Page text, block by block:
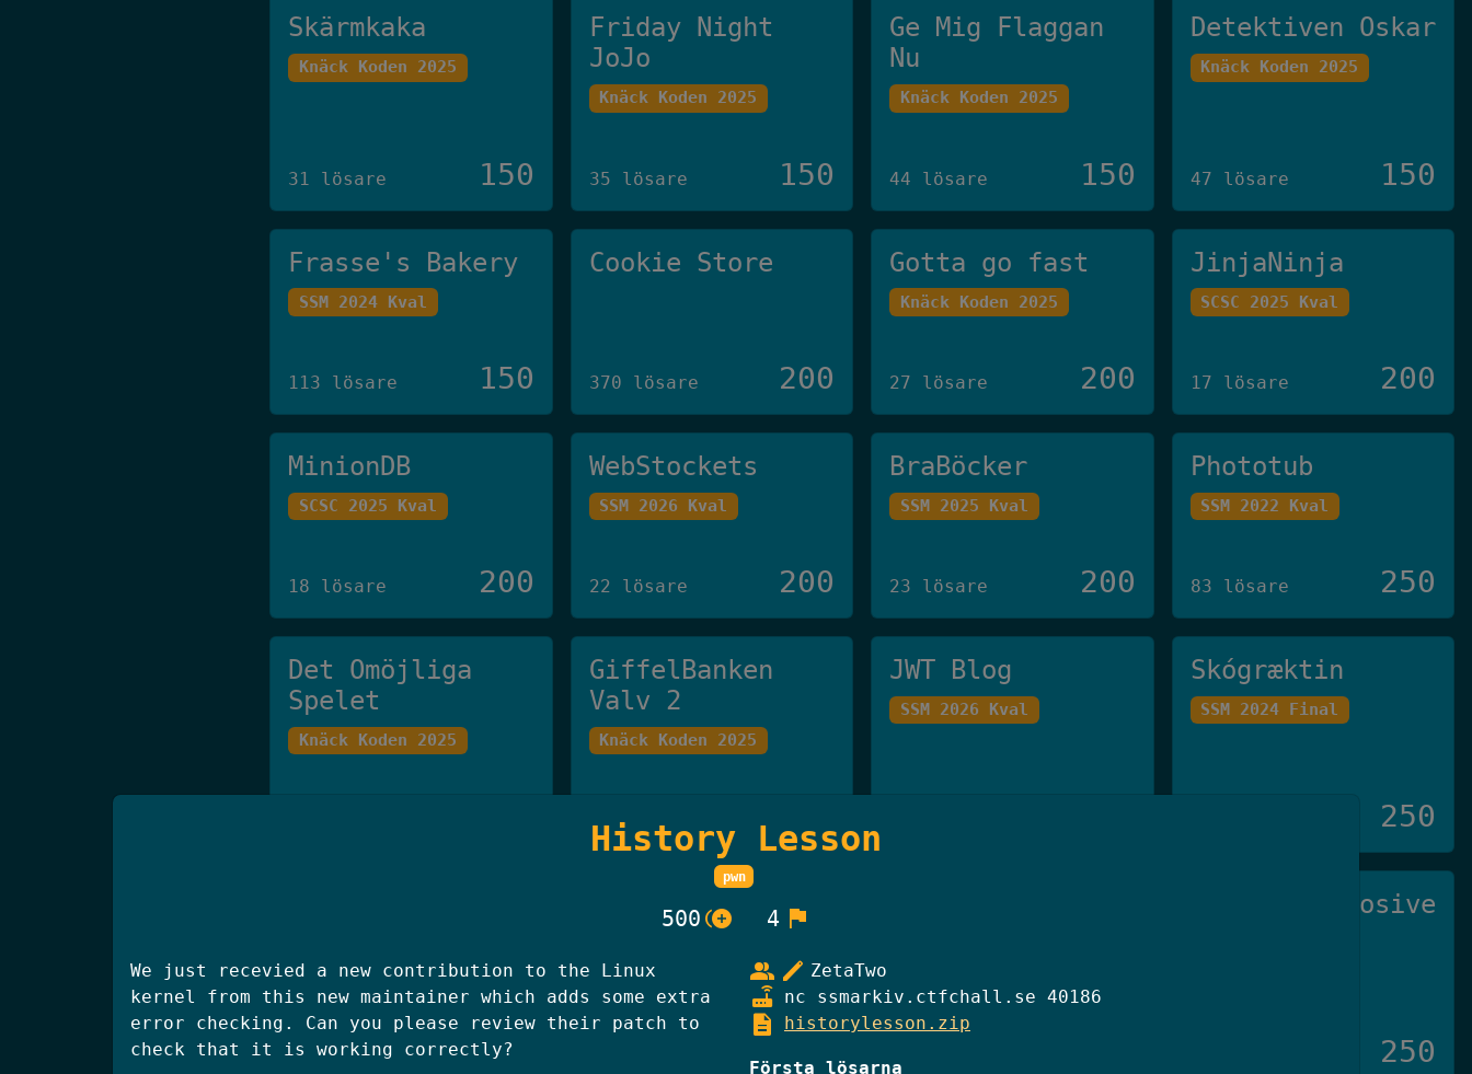
Skärmkaka
Knäck Koden 2025
31 lösare 150
Friday Night
JoJo
Knäck Koden 2025
35 lösare 150
Ge Mig Flaggan
Nu
Knäck Koden 2025
44 lösare 150
Detektiven Oskar
Knäck Koden 2025
47 lösare 150
Frasse's Bakery
SSM 2024 Kval
113 lösare 150
Cookie Store
370 lösare 200
Gotta go fast
Knäck Koden 2025
27 lösare 200
JinjaNinja
SCSC 2025 Kval
17 lösare 200
MinionDB
SCSC 2025 Kval
18 lösare 200
WebStockets
SSM 2026 Kval
22 lösare 200
BraBöcker
SSM 2025 Kval
23 lösare 200
Phototub
SSM 2022 Kval
83 lösare 250
Det Omöjliga
Spelet
Knäck Koden 2025
GiffelBanken
Valv 2
Knäck Koden 2025
20 lösare
JWT Blog
SSM 2026 Kval
Skógræktin
SSM 2024 Final
250
5 lösare 250
Han Som Inte Får
Nämnas
Knäck Koden 2025
Not So Explosive
250
History Lesson
pwn
500 control_point_duplicate 4 flag
We just recevied a new contribution to the Linux
kernel from this new maintainer which adds some extra
error checking. Can you please review their patch to
check that it is working correctly?
group edit ZetaTwo
router nc ssmarkiv.ctfchall.se 40186
description historylesson.zip
Första lösarna